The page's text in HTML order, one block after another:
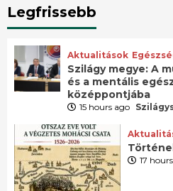
Legfrissebb
Aktualitások
Szilágy megye: A
és a mentális
középpontjába
15 hours ago
17